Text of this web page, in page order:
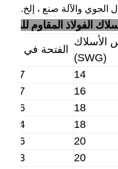
الجوي والآلة صنع ، إلخ.
الفولاذ المقاوم للصدأ
الأسلاك
(SWG)
الفتحة في ملم
14
6.27
16
4.27
18
3.86
18
3.04
20
2.26
20
1.63